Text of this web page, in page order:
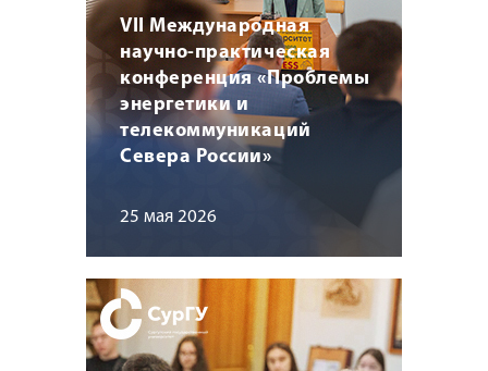
VII Международная
научно-практическая
конференция «Проблемы
энергетики и
телекоммуникаций
Севера России»
25 мая 2026